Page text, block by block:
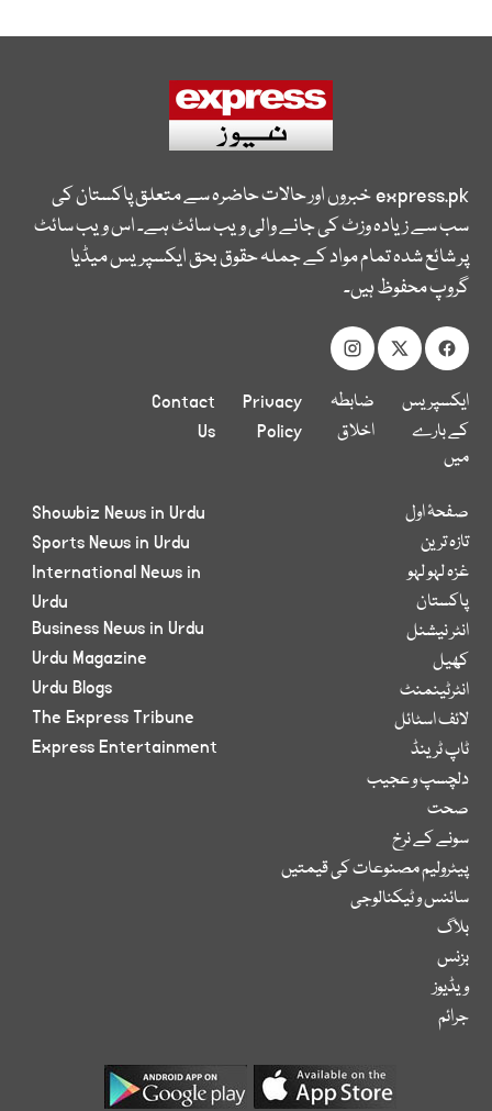
express.pkخبروں اور حالات حاضرہ سے متعلق پاکستان کی
سب سے زیادہ وزٹ کی جانے والی ویب سائٹ ہے۔ اس ویب سائٹ
پر شائع شدہ تمام مواد کے جملہ حقوق بحق ایکسپریس میڈیا
گروپ محفوظ ہیں۔
ایکسپریس
کے بارے
میں
ضابطہ
اخلاق
Privacy
Policy
Contact
Us
صفحۂ اول
تازہ ترین
غزہ لہو لہو
پاکستان
انٹر نیشنل
کھیل
انٹرٹینمنٹ
لائف اسٹائل
ٹاپ ٹرینڈ
دلچسپ و عجیب
صحت
سونے کے نرخ
پیٹرولیم مصنوعات کی قیمتیں
سائنس و ٹیکنالوجی
بلاگ
بزنس
ویڈیوز
جرائم
Showbiz News in Urdu
Sports News in Urdu
International News in
Urdu
Business News in Urdu
Urdu Magazine
Urdu Blogs
The Express Tribune
Express Entertainment